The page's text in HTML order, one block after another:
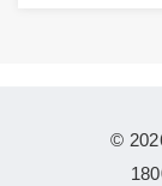
© 2026 郑